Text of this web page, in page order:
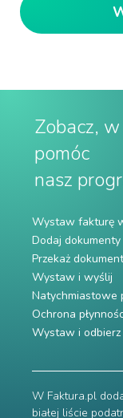
Zobacz,
pomóc
nasz
Wystaw fakturę
Dodaj
Przekaż
Wystaw i wyślij
Natychmiastowe
Ochrona
Wystaw i odbierz
W Faktura.pl
białej liście